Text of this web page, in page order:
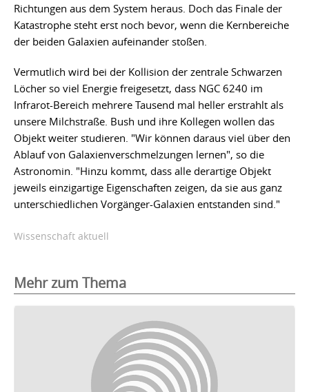
Richtungen aus dem System heraus. Doch das Finale der
Katastrophe steht erst noch bevor, wenn die Kernbereiche
der beiden Galaxien aufeinander stoßen.
Vermutlich wird bei der Kollision der zentrale Schwarzen
Löcher so viel Energie freigesetzt, dass NGC 6240 im
Infrarot-Bereich mehrere Tausend mal heller erstrahlt als
unsere Milchstraße. Bush und ihre Kollegen wollen das
Objekt weiter studieren. "Wir können daraus viel über den
Ablauf von Galaxienverschmelzungen lernen", so die
Astronomin. "Hinzu kommt, dass alle derartige Objekt
jeweils einzigartige Eigenschaften zeigen, da sie aus ganz
unterschiedlichen Vorgänger-Galaxien entstanden sind."
Wissenschaft aktuell
Mehr zum Thema